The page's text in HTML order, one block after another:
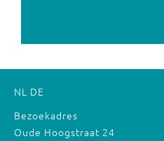
NL DE
Bezoekadres
Oude Hoogstraat 24